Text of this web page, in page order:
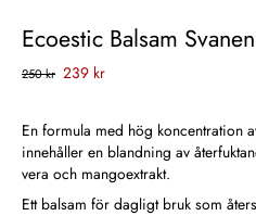
Ecoestic Balsam Svanen
250 kr 239 kr
En formula med hög koncentration
innehåller en blandning av
vera och mangoextrakt.
Ett balsam för dagligt bruk som